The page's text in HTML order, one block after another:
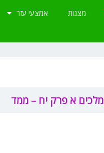
מצגות אמצעי עזר
מלכים א פרק יח – ממד